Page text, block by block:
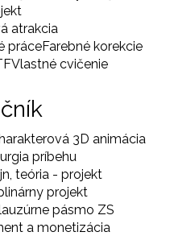
atrakcia
práceFarebné korekcie
Vlastné cvičenie
3D animácia
príbehu
teória - projekt
projekt
pásmo ZS
a monetizácia